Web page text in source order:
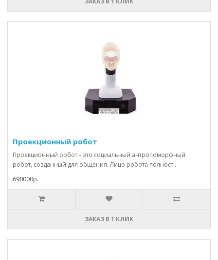
Проекционный робот
Проекционный робот – это социальный антропоморфный
робот, созданный для общения. Лицо робота полност..
690000р.
ЗАКАЗ В 1 КЛИК